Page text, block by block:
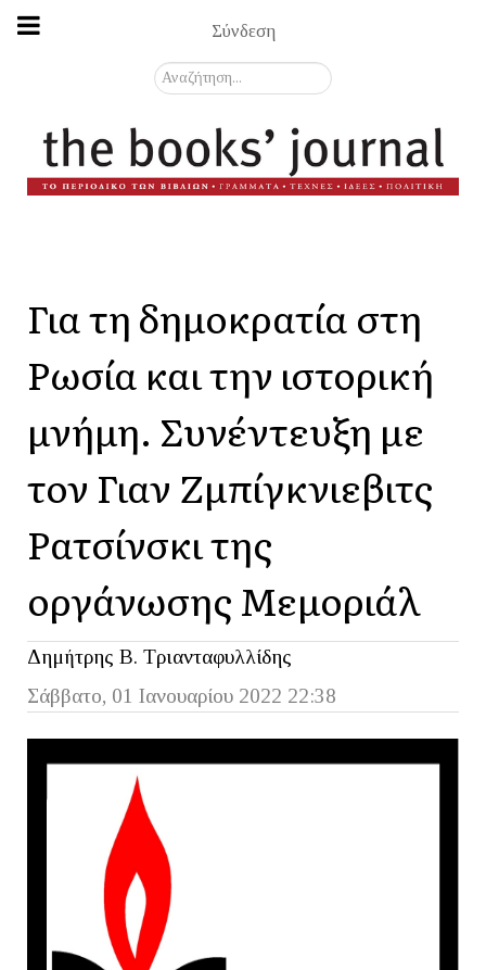
Σύνδεση
Αναζήτηση...
Για τη δημοκρατία στη
Ρωσία και την ιστορική
μνήμη. Συνέντευξη με
τον Γιαν Ζμπίγκνιεβιτς
Ρατσίνσκι της
οργάνωσης Μεμοριάλ
Δημήτρης Β. Τριανταφυλλίδης
Σάββατο, 01 Ιανουαρίου 2022 22:38